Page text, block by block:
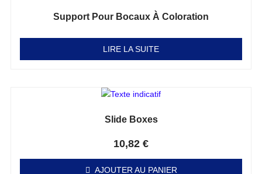
Support Pour Bocaux À Coloration
LIRE LA SUITE
Slide Boxes
10,82 €
AJOUTER AU PANIER